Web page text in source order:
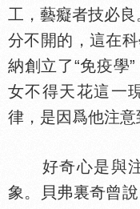
工，藝癡者技必
分不開的，這在
納創立了“免疫學
女不得天花這一
律，是因爲他注
好奇心是與注
象。貝弗裏奇曾